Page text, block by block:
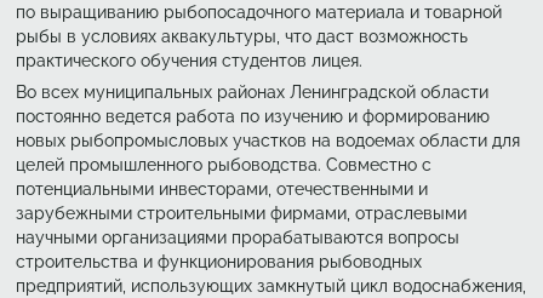
по выращиванию рыбопосадочного материала и товарной
рыбы в условиях аквакультуры, что даст возможность
практического обучения студентов лицея.
Во всех муниципальных районах Ленинградской области
постоянно ведется работа по изучению и формированию
новых рыбопромысловых участков на водоемах области для
целей промышленного рыбоводства. Совместно с
потенциальными инвесторами, отечественными и
зарубежными строительными фирмами, отраслевыми
научными организациями прорабатываются вопросы
строительства и функционирования рыбоводных
предприятий, использующих замкнутый цикл водоснабжения,